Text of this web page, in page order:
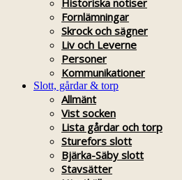
Historiska notiser
Fornlämningar
Skrock och sägner
Liv och Leverne
Personer
Kommunikationer
Slott, gårdar & torp
Allmänt
Vist socken
Lista gårdar och torp
Sturefors slott
Bjärka-Säby slott
Stavsätter